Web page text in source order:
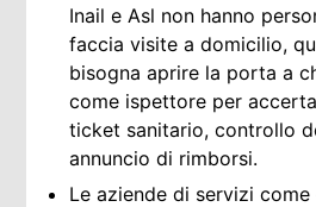
Inail e Asl non hanno
faccia visite a domicilio,
bisogna aprire la porta a
come ispettore per
ticket sanitario, controllo
annuncio di rimborsi.
Le aziende di servizi come